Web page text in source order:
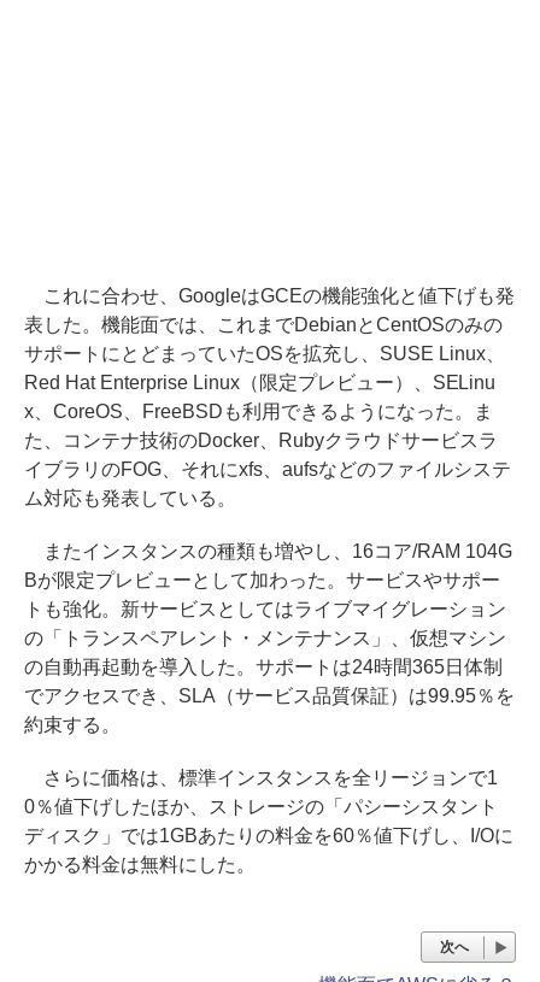
これに合わせ、GoogleはGCEの機能強化と値下げも発
表した。機能面では、これまでDebianとCentOSのみの
サポートにとどまっていたOSを拡充し、SUSE Linux、
Red Hat Enterprise Linux（限定プレビュー）、SELinu
x、CoreOS、FreeBSDも利用できるようになった。ま
た、コンテナ技術のDocker、Rubyクラウドサービスラ
イブラリのFOG、それにxfs、aufsなどのファイルシステ
ム対応も発表している。
またインスタンスの種類も増やし、16コア/RAM 104G
Bが限定プレビューとして加わった。サービスやサポー
トも強化。新サービスとしてはライブマイグレーション
の「トランスペアレント・メンテナンス」、仮想マシン
の自動再起動を導入した。サポートは24時間365日体制
でアクセスでき、SLA（サービス品質保証）は99.95％を
約束する。
さらに価格は、標準インスタンスを全リージョンで1
0％値下げしたほか、ストレージの「パシーシスタント
ディスク」では1GBあたりの料金を60％値下げし、I/Oに
かかる料金は無料にした。
次へ